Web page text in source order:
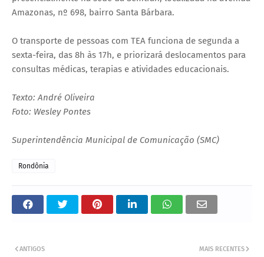
Amazonas, nº 698, bairro Santa Bárbara.
O transporte de pessoas com TEA funciona de segunda a
sexta-feira, das 8h às 17h, e priorizará deslocamentos para
consultas médicas, terapias e atividades educacionais.
Texto: André Oliveira
Foto: Wesley Pontes
Superintendência Municipal de Comunicação (SMC)
Rondônia
MAIS RECENTES
ANTIGOS